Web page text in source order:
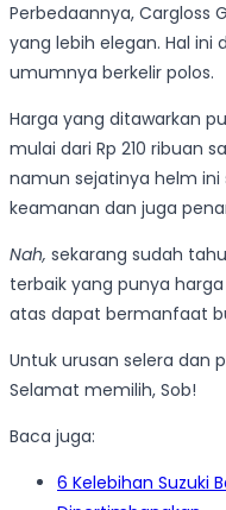
Perbedaannya, Cargloss
yang lebih elegan. Hal ini
umumnya berkelir polos.
Harga yang ditawarkan
mulai dari Rp 210 ribuan
namun sejatinya helm
keamanan dan juga
Nah, sekarang sudah
terbaik yang punya
atas dapat bermanfaat
Untuk urusan selera dan
Selamat memilih, Sob!
Baca juga:
6 Kelebihan Suzuki